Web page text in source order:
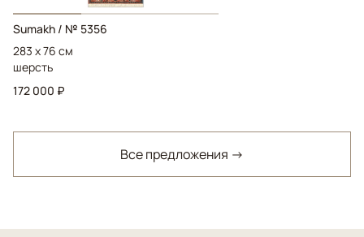
Sumakh / № 5356
283 x 76 см
шерсть
172 000 ₽
Все предложения →